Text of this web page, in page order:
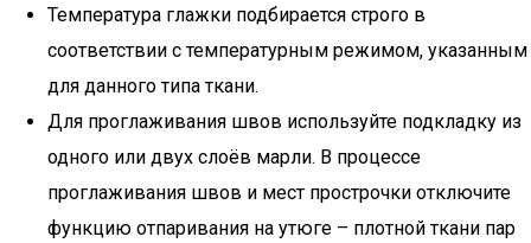
Температура глажки подбирается строго в
соответствии с температурным режимом, указанным
для данного типа ткани.
Для проглаживания швов используйте подкладку из
одного или двух слоёв марли. В процессе
проглаживания швов и мест прострочки отключите
функцию отпаривания на утюге – плотной ткани пар